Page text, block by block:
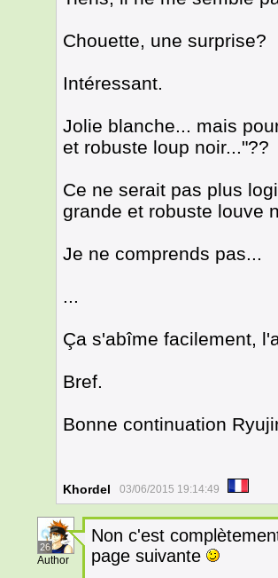
Chouette, une surprise?
Intéressant.
Jolie blanche... mais
et robuste loup noir..."??
Ce ne serait pas plus
grande et robuste louve
Je ne comprends pas...
...
Ça s'abîme facilement,
Bref.
Bonne continuation
Khordel 03/06/2015 19:14:49
26
Author
Non c'est
page suivante